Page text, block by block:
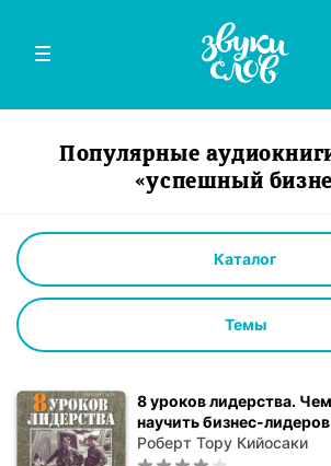
Популярные
«успешный
Каталог
Темы
8 уроков лидерства.
научить бизнес-лидеров
Роберт Тору Кийосаки